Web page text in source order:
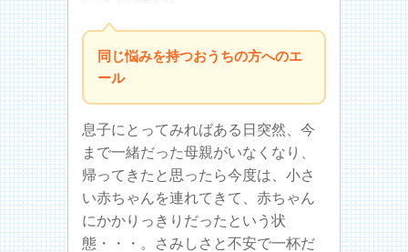
同じ悩みを持つおうちの方へのエ
ール
息子にとってみればある日突然、今
まで一緒だった母親がいなくなり、
帰ってきたと思ったら今度は、小さ
い赤ちゃんを連れてきて、赤ちゃん
にかかりっきりだったという状
態・・・。さみしさと不安で一杯だ